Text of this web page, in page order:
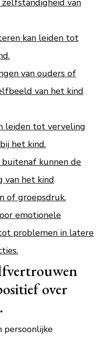
van
kan leiden tot
van ouders of
van het kind
leiden tot verveling
het kind.
kunnen de
van het kind
of groepsdruk.
emotionele
problemen in latere
over
persoonlijke